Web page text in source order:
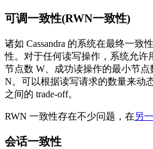
可调一致性(RWN一致性)
诸如 Cassandra 的系统在最终一致
性。对于任何读写操作，系统允许
节点数 W、成功读操作的最小节
N。可以根据读写请求的数量来动
之间的 trade-off。
RWN 一致性存在不少问题，在另
会话一致性